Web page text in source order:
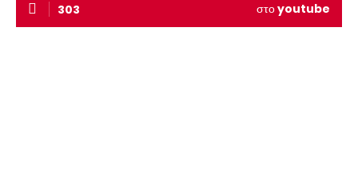
303 στοyoutube